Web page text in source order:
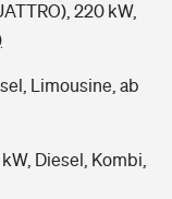
220 kW,
Limousine, ab
Diesel, Kombi,